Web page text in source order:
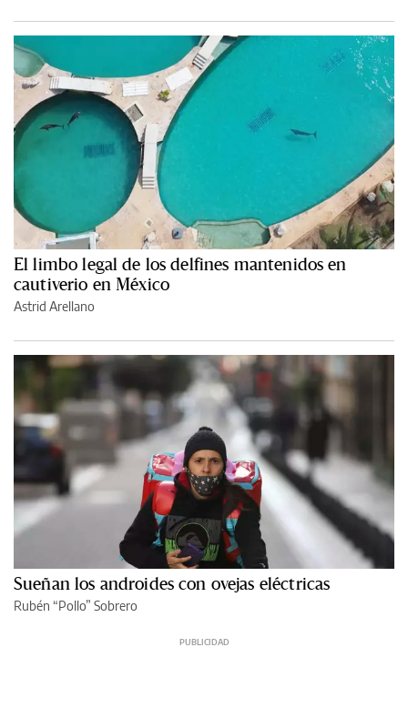
El limbo legal de los delfines mantenidos en
cautiverio en México
Astrid Arellano
Sueñan los androides con ovejas eléctricas
Rubén “Pollo” Sobrero